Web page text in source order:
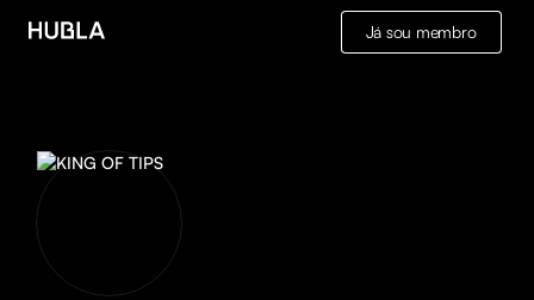
Já sou membro